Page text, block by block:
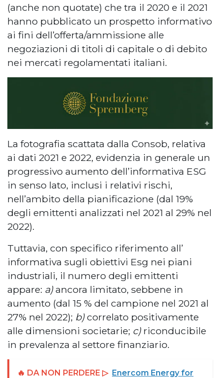
(anche non quotate) che tra il 2020 e il 2021
hanno pubblicato un prospetto informativo
ai fini dell’offerta/ammissione alle
negoziazioni di titoli di capitale o di debito
nei mercati regolamentati italiani.
La fotografia scattata dalla Consob, relativa
ai dati 2021 e 2022, evidenzia in generale un
progressivo aumento dell’informativa ESG
in senso lato, inclusi i relativi rischi,
nell’ambito della pianificazione (dal 19%
degli emittenti analizzati nel 2021 al 29% nel
2022).
Tuttavia, con specifico riferimento all’
informativa sugli obiettivi Esg nei piani
industriali, il numero degli emittenti
appare: a)ancora limitato, sebbene in
aumento (dal 15 % del campione nel 2021 al
27% nel 2022); b)correlato positivamente
alle dimensioni societarie; c) riconducibile
in prevalenza al settore finanziario.
🔥 DA NON PERDERE ▷ Enercom Energy for